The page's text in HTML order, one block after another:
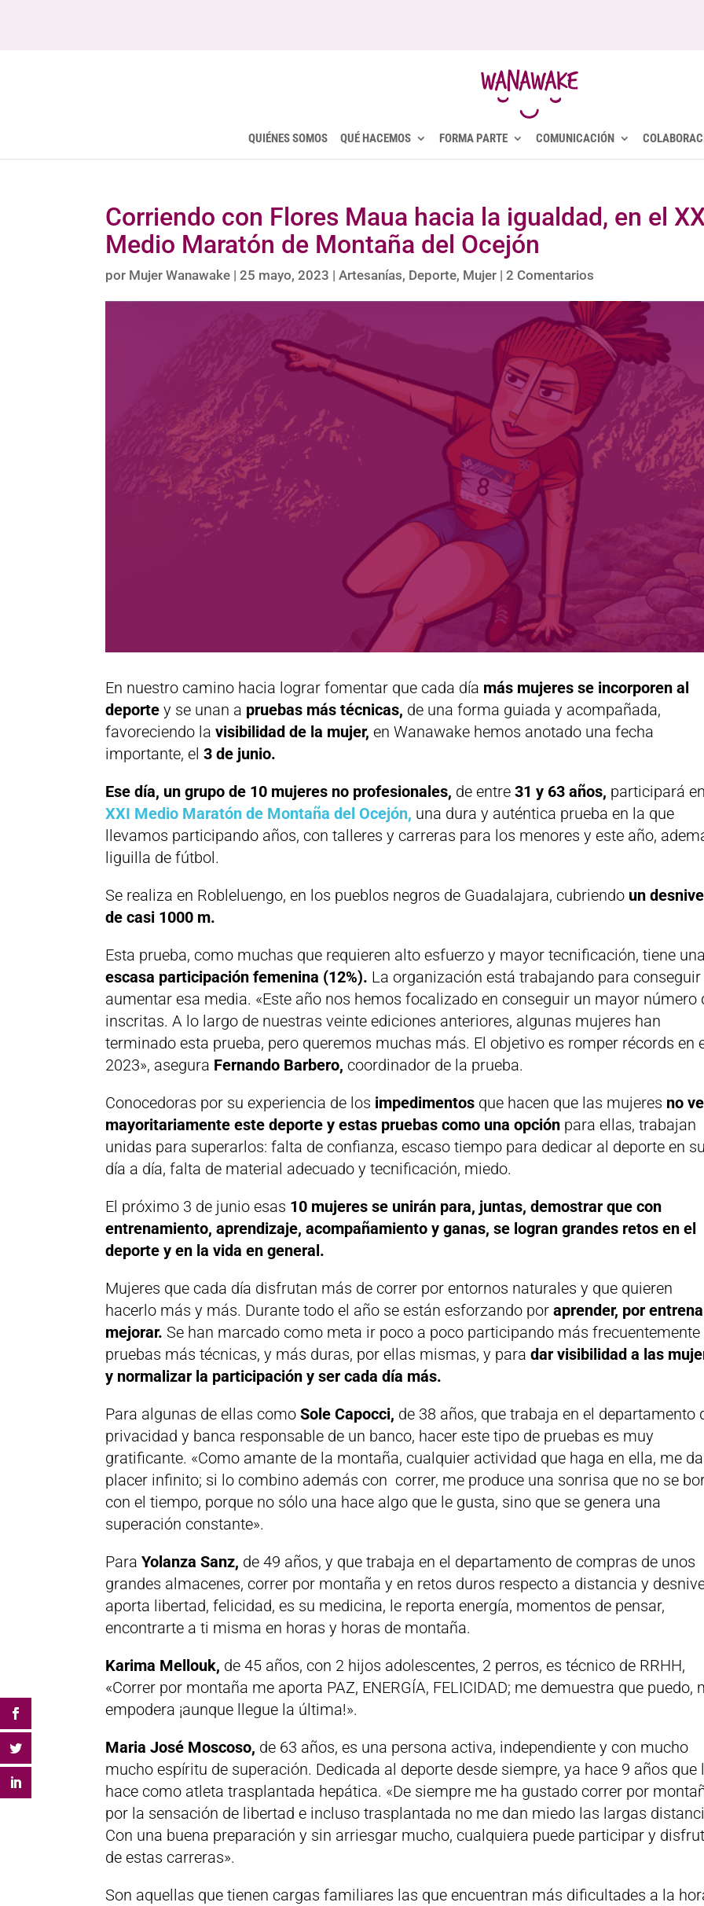
QUIÉNES SOMOS QUÉ HACEMOS FORMA PARTE COMUNICACIÓN
Corriendo con Flores Maua hacia la igualdad, en el
Medio Maratón de Montaña del Ocejón
por Mujer Wanawake |25 mayo, 2023 |Artesanías, Deporte, Mujer |2 Comentarios
En nuestro camino hacia lograr fomentar que cada día más mujeres se incorporen al
deporte y se unan a pruebas más técnicas, de una forma guiada y acompañada,
favoreciendo lavisibilidad de la mujer, en Wanawake hemos anotado una fecha
importante, el3 de junio.
Ese día, un grupo de 10 mujeres no profesionales, de entre31 y 63 años, participará en
XXI Medio Maratón de Montaña del Ocejón, una dura y auténtica prueba en la que
llevamos participando años, con talleres y carreras para los menores y este año,
liguilla de fútbol.
Se realiza en Robleluengo, en los pueblos negros de Guadalajara, cubriendo un
de casi 1000 m.
Esta prueba, como muchas que requieren alto esfuerzo y mayor tecnificación, tiene una
escasa participación femenina (12%). La organización está trabajando para conseguir
aumentar esa media. «Este año nos hemos focalizado en conseguir un mayor número
inscritas. A lo largo de nuestras veinte ediciones anteriores, algunas mujeres han
terminado esta prueba, pero queremos muchas más. El objetivo es romper récords en
2023», asegura Fernando Barbero, coordinador de la prueba.
Conocedoras por su experiencia de los impedimentos que hacen que las mujeres no
mayoritariamente este deporte y estas pruebas como una opción para ellas, trabajan
unidas para superarlos: falta de confianza, escaso tiempo para dedicar al deporte en su
día a día, falta de material adecuado y tecnificación, miedo.
El próximo 3 de junio esas 10 mujeres se unirán para, juntas, demostrar que con
entrenamiento, aprendizaje, acompañamiento y ganas, se logran grandes retos en el
deporte y en la vida en general.
Mujeres que cada día disfrutan más de correr por entornos naturales y que quieren
hacerlo más y más. Durante todo el año se están esforzando poraprender, por
mejorar. Se han marcado como meta ir poco a poco participando más frecuentemente
pruebas más técnicas, y más duras, por ellas mismas, y paradar visibilidad a las
y normalizar la participación y ser cada día más.
Para algunas de ellas comoSole Capocci, de 38 años, que trabaja en el departamento
privacidad y banca responsable de un banco, hacer este tipo de pruebas es muy
gratificante. «Como amante de la montaña, cualquier actividad que haga en ella, me
placer infinito; si lo combino además con correr, me produce una sonrisa que no se
con el tiempo, porque no sólo una hace algo que le gusta, sino que se genera una
superación constante».
ParaYolanza Sanz, de 49 años, y que trabaja en el departamento de compras de unos
grandes almacenes, correr por montaña y en retos duros respecto a distancia y
aporta libertad, felicidad, es su medicina, le reporta energía, momentos de pensar,
encontrarte a ti misma en horas y horas de montaña.
Karima Mellouk, de 45 años, con 2 hijos adolescentes, 2 perros, es técnico de RRHH,
«Correr por montaña me aporta PAZ, ENERGÍA, FELICIDAD; me demuestra que puedo,
empodera ¡aunque llegue la última!».
Maria José Moscoso, de 63 años, es una persona activa, independiente y con mucho
mucho espíritu de superación. Dedicada al deporte desde siempre, ya hace 9 años que
hace como atleta trasplantada hepática. «De siempre me ha gustado correr por
por la sensación de libertad e incluso trasplantada no me dan miedo las largas
Con una buena preparación y sin arriesgar mucho, cualquiera puede participar y
de estas carreras».
Son aquellas que tienen cargas familiares las que encuentran más dificultades a la